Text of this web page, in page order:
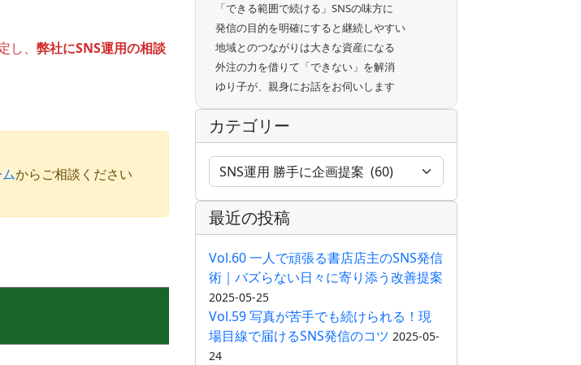
、 弊社にSNS運用の相談
からご相談ください
「できる範囲で続ける」SNSの味方に
発信の目的を明確にすると継続しやすい
地域とのつながりは大きな資産になる
外注の力を借りて「できない」を解消
ゆり子が、親身にお話をお伺いします
カテゴリー
最近の投稿
Vol.60 一人で頑張る書店店主のSNS発信
術｜バズらない日々に寄り添う改善提案
2025-05-25
Vol.59 写真が苦手でも続けられる！現
場目線で届けるSNS発信のコツ 2025-05-
24